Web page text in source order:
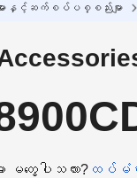
ားနှင့်ဆက်စပ်ပစ္စည်းမျာ
တွေ့ပါသလား? ထပ်မံ